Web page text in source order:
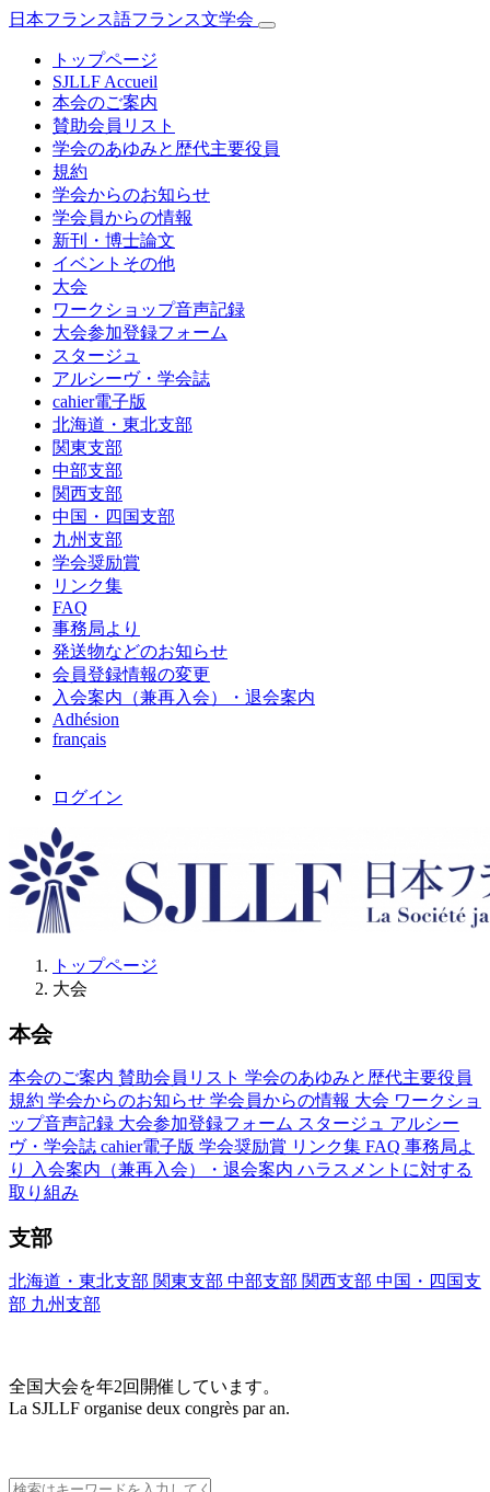
日本フランス語フランス文学会
トップページ
SJLLF Accueil
本会のご案内
賛助会員リスト
学会のあゆみと歴代主要役員
規約
学会からのお知らせ
学会員からの情報
新刊・博士論文
イベントその他
大会
ワークショップ音声記録
大会参加登録フォーム
スタージュ
アルシーヴ・学会誌
cahier電子版
北海道・東北支部
関東支部
中部支部
関西支部
中国・四国支部
九州支部
学会奨励賞
リンク集
FAQ
事務局より
発送物などのお知らせ
会員登録情報の変更
入会案内（兼再入会）・退会案内
Adhésion
français
ログイン
トップページ
大会
本会
本会のご案内 賛助会員リスト 学会のあゆみと歴代主要役員
規約 学会からのお知らせ 学会員からの情報 大会 ワークショ
ップ音声記録 大会参加登録フォーム スタージュ アルシー
ヴ・学会誌 cahier電子版 学会奨励賞 リンク集 FAQ 事務局よ
り
入会案内（兼再入会）・退会案内 ハラスメントに対する
取り組み
支部
北海道・東北支部 関東支部 中部支部 関西支部 中国・四国支
部 九州支部
全国大会を年2回開催しています。
La SJLLF organise deux congrès par an.